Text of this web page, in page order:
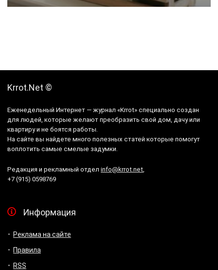
Krrot.Net ©
Еженедельный Интернет — журнал «Krrot» специально создан
для людей, которые желают преобразить свой дом, дачу или
квартиру и не боятся работы.
На сайте вы найдете много полезных статей которые помогут
воплотить самые смелые задумки.
Редакция и рекламный отдел info@krrot.net
+7 (915) 0598769
Информация
Реклама на сайте
Правила
RSS